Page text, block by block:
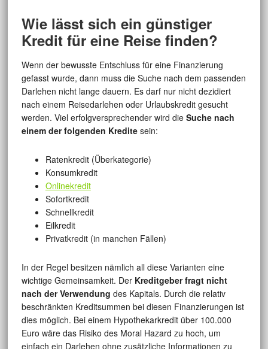
Wie lässt sich ein günstiger
Kredit für eine Reise finden?
Wenn der bewusste Entschluss für eine Finanzierung
gefasst wurde, dann muss die Suche nach dem passenden
Darlehen nicht lange dauern. Es darf nur nicht dezidiert
nach einem Reisedarlehen oder Urlaubskredit gesucht
werden. Viel erfolgversprechender wird die Suche nach
einem der folgenden Kreditesein:
Ratenkredit (Überkategorie)
Konsumkredit
Onlinekredit
Sofortkredit
Schnellkredit
Eilkredit
Privatkredit (in manchen Fällen)
In der Regel besitzen nämlich all diese Varianten eine
wichtige Gemeinsamkeit. DerKreditgeber fragt nicht
nach der Verwendung des Kapitals. Durch die relativ
beschränkten Kreditsummen bei diesen Finanzierungen ist
dies möglich. Bei einem Hypothekarkredit über 100.000
Euro wäre das Risiko des Moral Hazard zu hoch, um
einfach ein Darlehen ohne zusätzliche Informationen zu